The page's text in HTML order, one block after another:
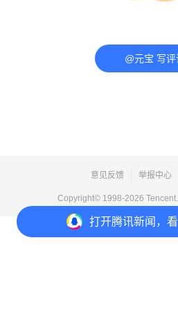
打开腾讯新闻，
@元宝 写评
意见反馈 举报中心
Copyright© 1998-2026